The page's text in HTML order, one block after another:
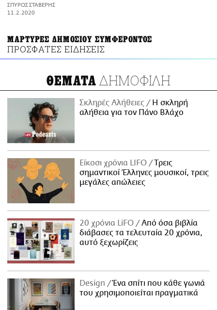
PRINT
ΣΠΥΡΟΣ ΣΤΑΒΕΡΗΣ
11.2.2020
ΜΑΡΤΥΡΕΣ ΔΗΜΟΣΙΟΥ ΣΥΜΦΕΡΟΝΤΟΣ
ΠΡΟΣΦΑΤΕΣ ΕΙΔΗΣΕΙΣ
ΘΕΜΑΤΑ ΔΗΜΟΦΙΛΗ
Σκληρές Αλήθειες
H σκληρή
αλήθεια για τον Πάνο Βλάχο
Είκοσι χρόνια LIFO
Tρεις
σημαντικοί Έλληνες μουσικοί, τρεις
μεγάλες απώλειες
20 χρόνια LiFO
Από όσα βιβλία
διάβασες τα τελευταία 20 χρόνια,
αυτό ξεχωρίζεις
Design
Ένα σπίτι που κάθε γωνιά
του χρησιμοποιείται πραγματικά